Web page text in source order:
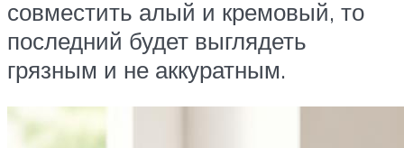
совместить алый и кремовый, то
последний будет выглядеть
грязным и не аккуратным.